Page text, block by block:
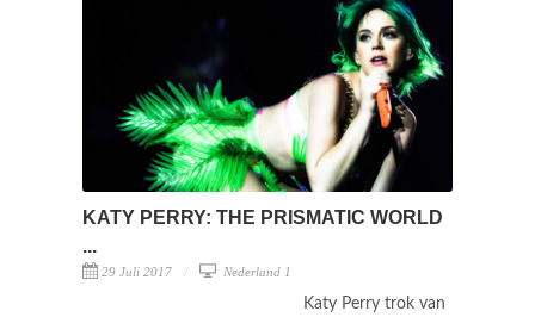
KATY PERRY: THE PRISMATIC WORLD
...
29 Juli 2017 Nederland 1
Katy Perry trok van